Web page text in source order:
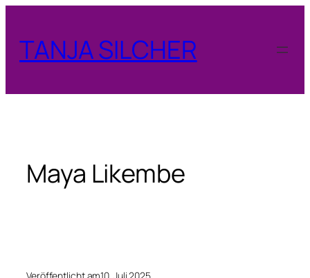
springen
TANJA SILCHER
Maya Likembe